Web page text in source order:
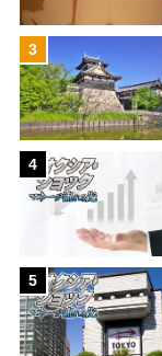
3
4
5